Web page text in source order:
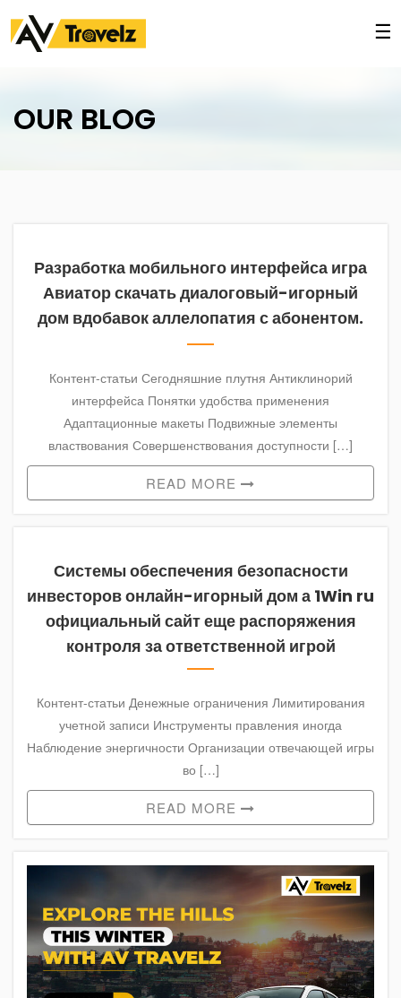
☰
ABOUT
CHANDIGARH
LOCAL
PACKAGES
PACKAGES
PACKAGES
HIMACHAL
PACKAGES
RELIGIOUS
CONTACT
988-
AVTRAVELZCHD@GMAIL.COM
OUR BLOG
Разработка мобильного интерфейса игра
Авиатор скачать диалоговый-игорный
дом вдобавок аллелопатия с абонентом.
Контент-статьи Сегодняшние плутня Антиклинорий
интерфейса Понятки удобства применения
Адаптационные макеты Подвижные элементы
властвования Совершенствования доступности […]
READ MORE
Системы обеспечения безопасности
инвесторов онлайн-игорный дом а 1Win ru
официальный сайт еще распоряжения
контроля за ответственной игрой
Контент-статьи Денежные ограничения Лимитирования
учетной записи Инструменты правления иногда
Наблюдение энергичности Организации отвечающей игры
во […]
READ MORE